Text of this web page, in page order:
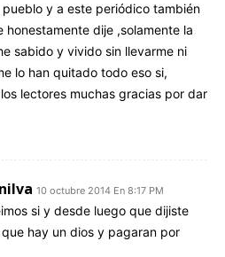
y a este periódico también
honestamente dije ,solamente la
sabido y vivido sin llevarme ni
lo han quitado todo eso si,
lectores muchas gracias por dar
10 octubre 2014 En 8:17 PM
si y desde luego que dijiste
hay un dios y pagaran por